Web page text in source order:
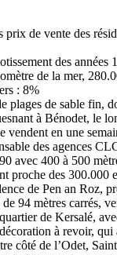
de vente des
des années
de la mer,
: 8%
plages de sable fin,
à Bénodet, le
vendent en une
des agences
avec 400 à 500
proche des 300.000
de Pen an Roz,
94 mètres carrés,
de Kersalé,
à revoir, qui
côté de l’Odet,